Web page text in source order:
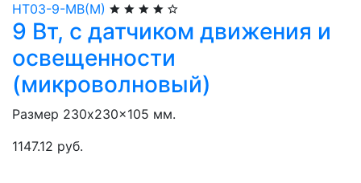
НТ03-9-МВ(М)
9 Вт, с датчиком движения и
освещенности
(микроволновый)
Размер 230x230x105 мм.
1147.12 руб.